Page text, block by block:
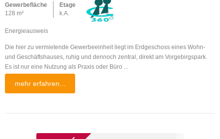
Gewerbefläche
128 m²
Etage
k.A.
Energieausweis
Die hier zu vermietende Gewerbeeinheit liegt im Erdgeschoss eines Wohn-
und Geschäftshauses, ruhig und dennoch zentral, direkt am Vorgebirgspark.
Es ist nur eine Nutzung als Praxis oder Büro ...
mehr erfahren...